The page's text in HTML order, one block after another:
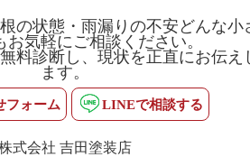
の状態・雨漏りの不安どんな小
お気軽にご相談ください。
料診断し、現状を正直にお伝え
ます。
フォーム LINEで相談する
式会社 吉田塗装店